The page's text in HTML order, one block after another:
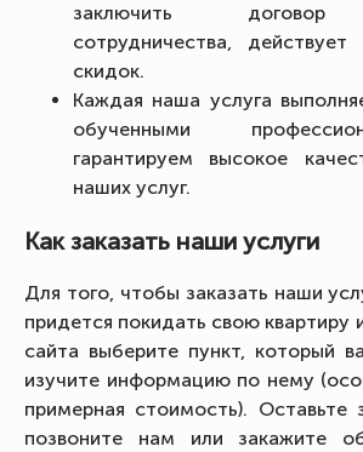
заключить договор
сотрудничества, действует
скидок.
Каждая наша услуга
обученными
гарантируем высокое
наших услуг.
Как заказать наши услуги
Для того, чтобы заказать наши
придется покидать свою
сайта выберите пункт, который
изучите информацию по нему
примерная стоимость). Оставьте
позвоните нам или закажите